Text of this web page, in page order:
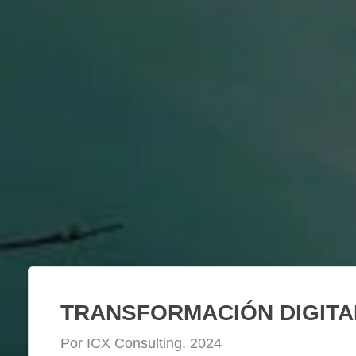
TRANSFORMACIÓN
Por ICX Consulting, 2024